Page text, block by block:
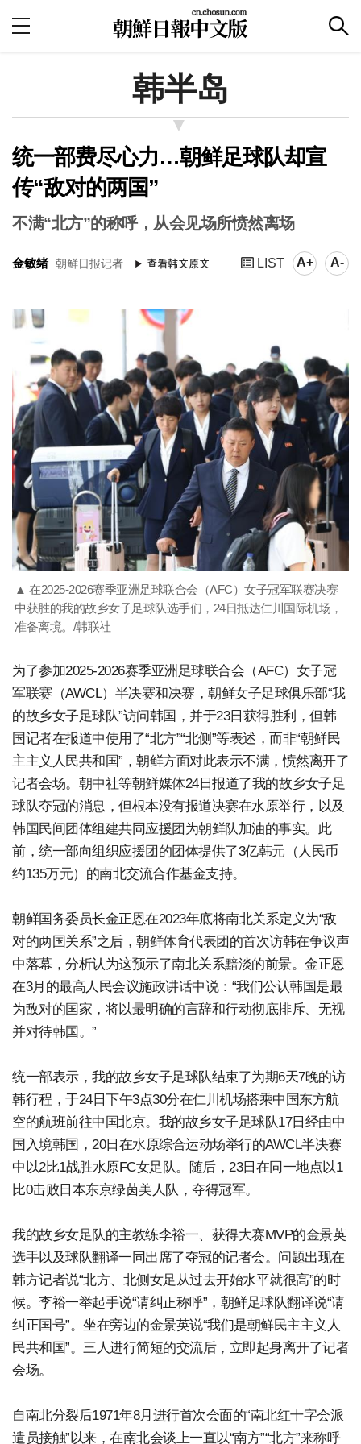
韩半岛
统一部费尽心力…朝鲜足球队却宣
传“敌对的两国”
不满“北方”的称呼，从会见场所愤然离场
金敏绪 朝鲜日报记者 LIST A+ A-
▲ 在2025-2026赛季亚洲足球联合会（AFC）女子冠军联赛决赛
中获胜的我的故乡女子足球队选手们，24日抵达仁川国际机场，
准备离境。/韩联社
为了参加2025-2026赛季亚洲足球联合会（AFC）女子冠
军联赛（AWCL）半决赛和决赛，朝鲜女子足球俱乐部“我
的故乡女子足球队”访问韩国，并于23日获得胜利，但韩
国记者在报道中使用了“北方”“北侧”等表述，而非“朝鲜民
主主义人民共和国”，朝鲜方面对此表示不满，愤然离开了
记者会场。朝中社等朝鲜媒体24日报道了我的故乡女子足
球队夺冠的消息，但根本没有报道决赛在水原举行，以及
韩国民间团体组建共同应援团为朝鲜队加油的事实。此
前，统一部向组织应援团的团体提供了3亿韩元（人民币
约135万元）的南北交流合作基金支持。
朝鲜国务委员长金正恩在2023年底将南北关系定义为“敌
对的两国关系”之后，朝鲜体育代表团的首次访韩在争议声
中落幕，分析认为这预示了南北关系黯淡的前景。金正恩
在3月的最高人民会议施政讲话中说：“我们公认韩国是最
为敌对的国家，将以最明确的言辞和行动彻底排斥、无视
并对待韩国。”
统一部表示，我的故乡女子足球队结束了为期6天7晚的访
韩行程，于24日下午3点30分在仁川机场搭乘中国东方航
空的航班前往中国北京。我的故乡女子足球队17日经由中
国入境韩国，20日在水原综合运动场举行的AWCL半决赛
中以2比1战胜水原FC女足队。随后，23日在同一地点以1
比0击败日本东京绿茵美人队，夺得冠军。
我的故乡女足队的主教练李裕一、获得大赛MVP的金景英
选手以及球队翻译一同出席了夺冠的记者会。问题出现在
韩方记者说“北方、北侧女足从过去开始水平就很高”的时
候。李裕一举起手说“请纠正称呼”，朝鲜足球队翻译说“请
纠正国号”。坐在旁边的金景英说“我们是朝鲜民主主义人
民共和国”。三人进行简短的交流后，立即起身离开了记者
会场。
自南北分裂后1971年8月进行首次会面的“南北红十字会派
遣员接触”以来，在南北会谈上一直以“南方”“北方”来称呼